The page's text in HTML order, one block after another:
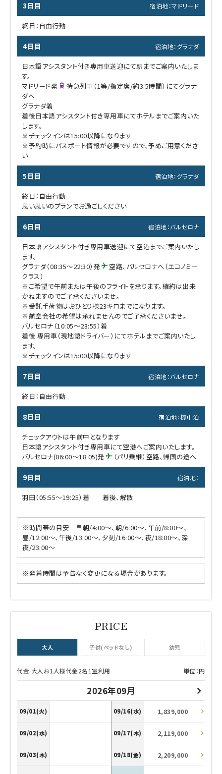
3日目 宿泊地：マドリード
終日：自由行動
4日目 宿泊地：グラナダ
日本語アシスタント付き専用車送迎にて駅までご案内いたしま
す。
マドリード発
特急列車（1等/指定席/約3.5時間）にてグラナ
ダへ
グラナダ着
着後日本語アシスタント付き専用車にてホテルまでご案内いた
します。
※チェックインは15:00以降になります
※予約時にパスポート情報が必要ですので、予めご用意くださ
い
5日目 宿泊地：グラナダ
終日：自由行動
思い思いのプランでお過ごしください
6日目 宿泊地：バルセロナ
日本語アシスタント付き専用車送迎にて空港までご案内いたし
ます。
グラナダ（08:35～22:30）発
空路、バルセロナへ（エコノミー
クラス）
※ご希望で午前または午後のフライトを承ります。確約は出来
かねますのでご了承くださいませ。
※受託手荷物はおひとり様23キロまでになります。
※航空会社の希望は承れませんのでご了承くださいませ。
バルセロナ（10:05～23:55）着
着後 専用車（現地語ドライバー）にてホテルまでご案内いたし
ます。
※チェックインは15:00以降になります
7日目 宿泊地：バルセロナ
終日：自由行動
8日目 宿泊地：機中泊
チェックアウトは午前中となります
日本語アシスタント付き専用車にて空港へご案内いたします。
バルセロナ(06:00～18:05)発
（パリ乗継）空路、帰国の途へ
9日目 宿泊地：
羽田（05:55～19:25）着 着後、解散
※時間帯の目安 早朝/4:00～、朝/6:00～、午前/8:00～、
昼/12:00～、午後/13:00～、夕刻/16:00～、夜/18:00～、深
夜/23:00～
※発着時間は予告なく変更になる場合があります。
大人 子供(ベッドなし) 幼児
代金:大人お1人様代金2名1室利用 単位：円
2026年09月
09/01(火)
09/02(水)
09/03(木)
09/16(水) 1,839,000
09/17(木) 2,119,000
09/18(金) 2,209,000